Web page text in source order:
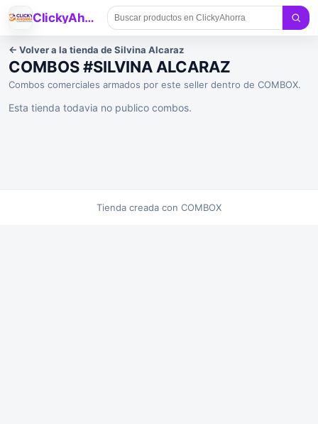
ClickyAhorra
<- Volver a la tienda deSilvina Alcaraz
COMBOS #SILVINA ALCARAZ
Combos comerciales armados por este seller dentro de COMBOX.
Esta tienda todavia no publico combos.
Tienda creada con COMBOX